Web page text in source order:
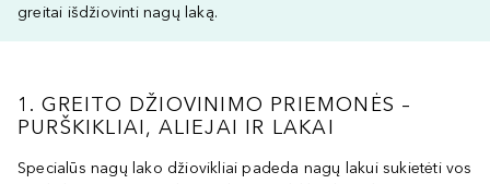
greitai išdžiovinti nagų laką.
1. GREITO DŽIOVINIMO PRIEMONĖS –
PURŠKIKLIAI, ALIEJAI IR LAKAI
Specialūs nagų lako džiovikliai padeda nagų lakui sukietėti vos